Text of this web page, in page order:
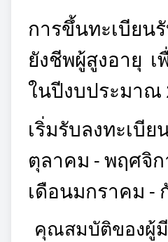
การขึ้นทะเบียนรั
ยังชีพผู้สูงอายุ เ
ในปีงบประมาณ
เริ่มรับลงทะเบี
ตุลาคม - พฤศจิก
เดือนมกราคม -
คุณสมบัติของผู้มี